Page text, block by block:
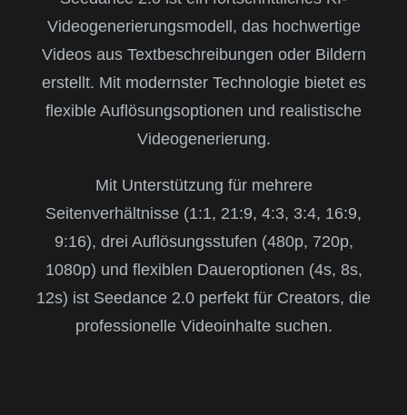
Videogenerierungsmodell, das hochwertige
Videos aus Textbeschreibungen oder Bildern
erstellt. Mit modernster Technologie bietet es
flexible Auflösungsoptionen und realistische
Videogenerierung.
Mit Unterstützung für mehrere
Seitenverhältnisse (1:1, 21:9, 4:3, 3:4, 16:9,
9:16), drei Auflösungsstufen (480p, 720p,
1080p) und flexiblen Daueroptionen (4s, 8s,
12s) ist Seedance 2.0 perfekt für Creators, die
professionelle Videoinhalte suchen.